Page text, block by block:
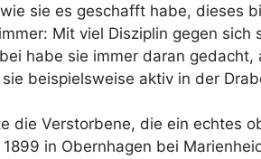
sie es geschafft habe, dieses
Mit viel Disziplin gegen sich
habe sie immer daran gedacht,
beispielsweise aktiv in der
die Verstorbene, die ein echtes
in Obernhagen bei